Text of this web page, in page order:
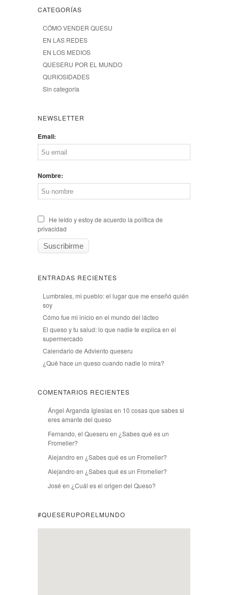
CATEGORÍAS
CÓMO VENDER QUESU
EN LAS REDES
EN LOS MEDIOS
QUESERU POR EL MUNDO
QURIOSIDADES
Sin categoría
NEWSLETTER
Email:
Nombre:
He leído y estoy de acuerdo la política de
privacidad
ENTRADAS RECIENTES
Lumbrales, mi pueblo: el lugar que me enseñó quién
soy
Cómo fue mi inicio en el mundo del lácteo
El queso y tu salud: lo que nadie te explica en el
supermercado
Calendario de Adviento queseru
¿Qué hace un queso cuando nadie lo mira?
COMENTARIOS RECIENTES
Ángel Arganda Iglesiasen 10 cosas que sabes si
eres amante del queso
Fernando, el Queseru en ¿Sabes qué es un
Fromelier?
Alejandro en ¿Sabes qué es un Fromelier?
Alejandro en ¿Sabes qué es un Fromelier?
José en ¿Cuál es el origen del Queso?
#QUESERUPORELMUNDO